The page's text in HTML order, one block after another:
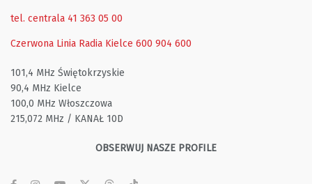
tel. centrala 41 363 05 00
Czerwona Linia Radia Kielce 600 904 600
101,4 MHz Świętokrzyskie
90,4 MHz Kielce
100,0 MHz Włoszczowa
215,072 MHz / KANAŁ 10D
OBSERWUJ NASZE PROFILE